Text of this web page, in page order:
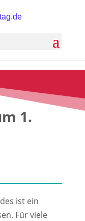
1.
ist ein
Für viele